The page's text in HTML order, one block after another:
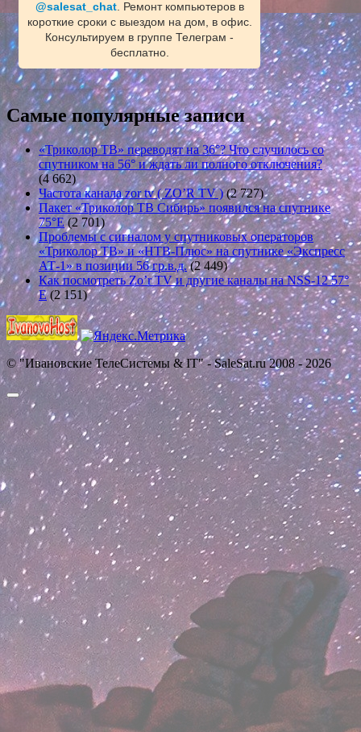
@salesat_chat. Ремонт компьютеров в
короткие сроки с выездом на дом, в офис.
Консультируем в группе Телеграм -
бесплатно.
Самые популярные записи
«Триколор ТВ» переводят на 36°? Что случилось со
спутником на 56° и ждать ли полного отключения?
(4 662)
Частота канала zor tv ( ZO’R TV ) (2 727)
Пакет «Триколор ТВ Сибирь» появился на спутнике
75°E (2 701)
Проблемы с сигналом у спутниковых операторов
«Триколор ТВ» и «НТВ-Плюс» на спутнике «Экспресс
АТ-1» в позиции 56 гр.в.д. (2 449)
Как посмотреть Zo’r TV и другие каналы на NSS-12 57°
E (2 151)
© "Ивановские ТелеСистемы & IT" - SaleSat.ru 2008 - 2026
Прокрутить
вверх